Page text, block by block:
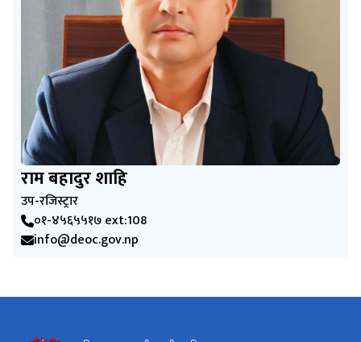
राम बहादुर शाहि
उप-रजिस्ट्रार
०१-४५६५५१७ ext:108
info@deoc.gov.np